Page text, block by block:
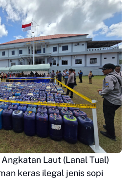
Laut (Lanal Tual)
keras ilegal jenis sopi